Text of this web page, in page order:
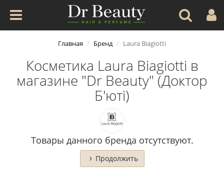
Главная Бренд Laura Biagiotti
Косметика Laura Biagiotti в
магазине "Dr Beauty" (Доктор
Б'юті)
Товары данного бренда отсутствуют.
Продолжить